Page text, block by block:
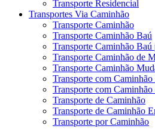
Transporte Residencial
Transportes Via Caminhão
Transporte Caminhão
Transporte Caminhão Baú
Transporte Caminhão Baú
Transporte Caminhão de
Transporte Caminhão
Transporte com Caminhão
Transporte com
Transporte de Caminhão
Transporte de Caminhão
Transporte por Caminhão